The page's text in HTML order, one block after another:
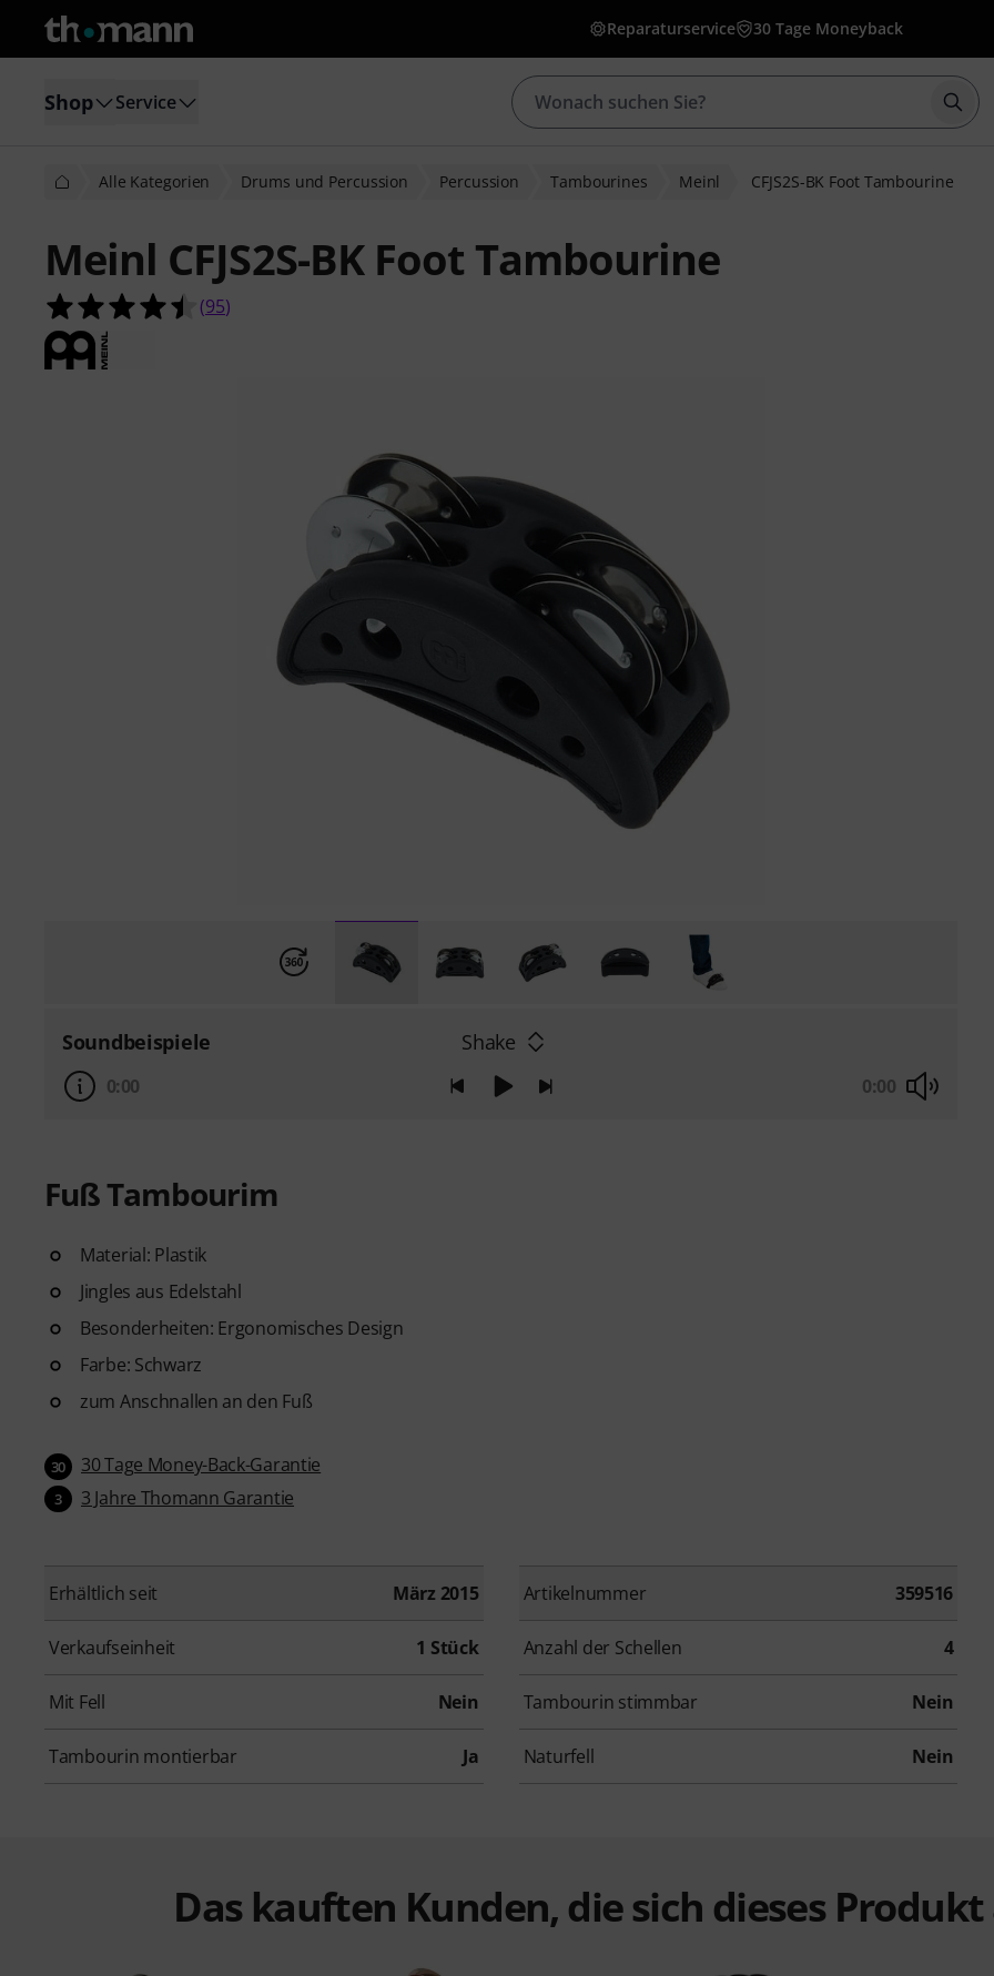
Reparaturservice 30 Tage Moneyback
Shop Service
Alle Kategorien Drums und Percussion Percussion Tambourines Meinl CFJS2S-BK Foot Tambourine
Meinl CFJS2S-BK Foot Tambourine
4.5 von 5 Sternen aus 95 Kundenbewertungen
(95)
Soundbeispiele Shake
0:00 0:00
Fuß Tambourim
Material: Plastik
Jingles aus Edelstahl
Besonderheiten: Ergonomisches Design
Farbe: Schwarz
zum Anschnallen an den Fuß
30 30 Tage Money-Back-Garantie
3 3 Jahre Thomann Garantie
Erhältlich seit März 2015 Artikelnummer 359516
Verkaufseinheit 1 Stück Anzahl der Schellen 4
Mit Fell Nein Tambourin stimmbar Nein
Tambourin montierbar Ja Naturfell Nein
Das kauften Kunden, die sich dieses